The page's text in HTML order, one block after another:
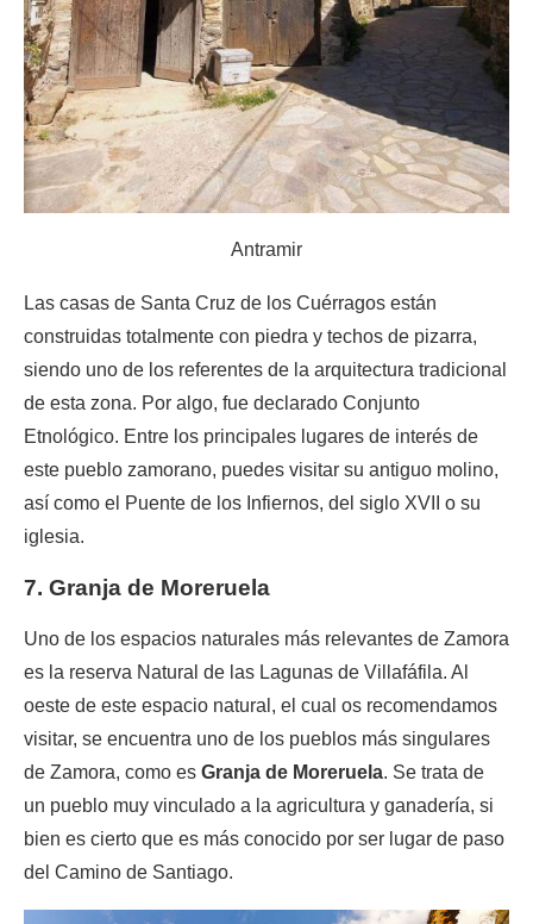
Antramir
Las casas de Santa Cruz de los Cuérragos están
construidas totalmente con piedra y techos de pizarra,
siendo uno de los referentes de la arquitectura tradicional
de esta zona. Por algo, fue declarado Conjunto
Etnológico. Entre los principales lugares de interés de
este pueblo zamorano, puedes visitar su antiguo molino,
así como el Puente de los Infiernos, del siglo XVII o su
iglesia.
7. Granja de Moreruela
Uno de los espacios naturales más relevantes de Zamora
es la reserva Natural de las Lagunas de Villafáfila. Al
oeste de este espacio natural, el cual os recomendamos
visitar, se encuentra uno de los pueblos más singulares
de Zamora, como es Granja de Moreruela. Se trata de
un pueblo muy vinculado a la agricultura y ganadería, si
bien es cierto que es más conocido por ser lugar de paso
del Camino de Santiago.